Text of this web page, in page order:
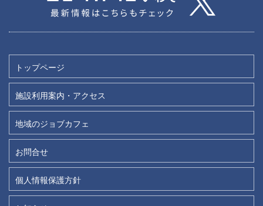
トップページ
施設利用案内・アクセス
地域のジョブカフェ
お問合せ
個人情報保護方針